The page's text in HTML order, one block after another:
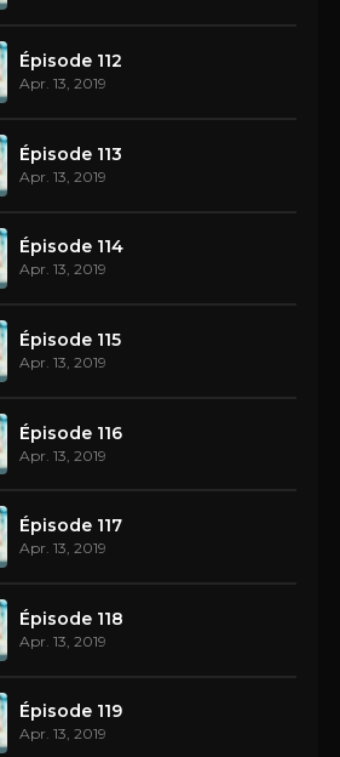
Épisode 112
Apr. 13, 2019
Épisode 113
Apr. 13, 2019
Épisode 114
Apr. 13, 2019
Épisode 115
Apr. 13, 2019
Épisode 116
Apr. 13, 2019
Épisode 117
Apr. 13, 2019
Épisode 118
Apr. 13, 2019
Épisode 119
Apr. 13, 2019